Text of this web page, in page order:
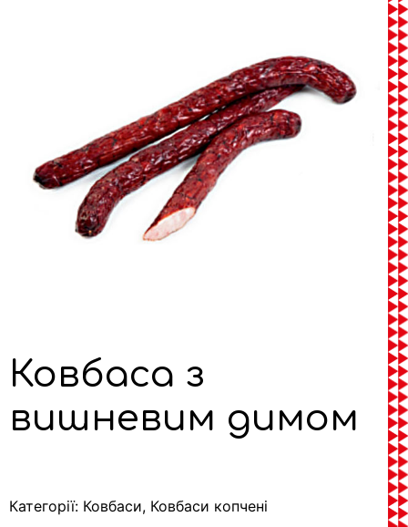
Ковбаса з
вишневим димом
Категорії: Ковбаси, Ковбаси копчені